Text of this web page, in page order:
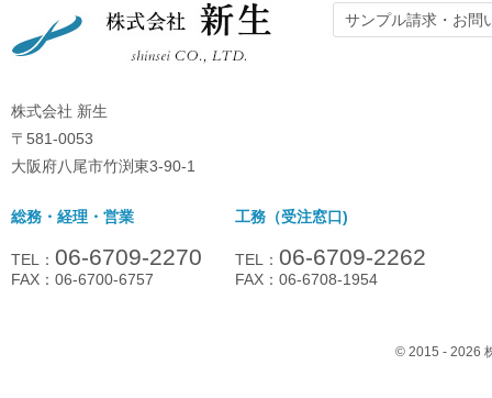
サンプル請求・お問
株式会社 新生
〒581-0053
大阪府八尾市竹渕東3-90-1
総務・経理・営業
TEL： 06-6709-2270
FAX：06-6700-6757
工務（受注窓口)
TEL： 06-6709-2262
FAX：06-6708-1954
© 2015 - 2026